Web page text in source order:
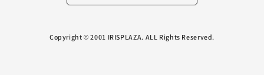
Copyright © 2001 IRISPLAZA. ALL Rights Reserved.